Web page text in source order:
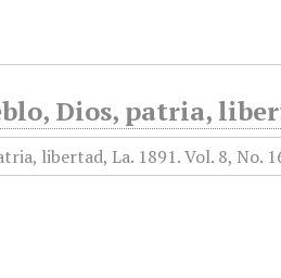
Dios, patria,